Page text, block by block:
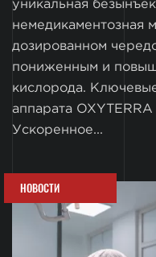
уникальная
немедикаментозная
дозированном
пониженным и
кислорода.
аппарата
Ускоренное...
НОВОСТИ